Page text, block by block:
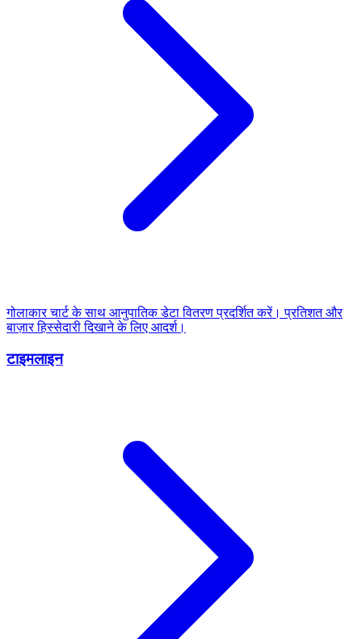
गोलाकार चार्ट के साथ आनुपातिक डेटा वितरण प्रदर्शित करें। प्रतिशत और
बाज़ार हिस्सेदारी दिखाने के लिए आदर्श।
टाइमलाइन